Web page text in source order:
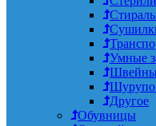
Умные
Другое
Обувницы